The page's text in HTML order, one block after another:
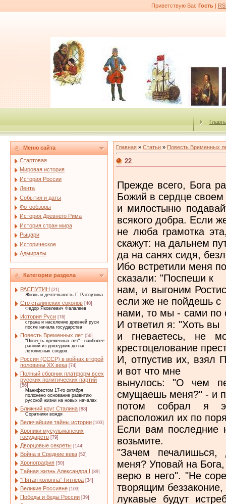
Приветствую Вас Гость |
Меню сайта
Стартовая
Мировая история
История России
Лента
События и даты
Фотообзоры
История Древнего Рима
История стран мира
Рыцари
Историческое
Адмиралы
Категории раздела
РАСПУТИН [21]
Жизнь и деятельность Г. Распутина.
Сто сталинских соколов [40]
Федор Яковлевич Фалалеев
История Руси [76]
страна и население древней руси
после начала государства
Повесть Временных лет [56]
"Повесть временных лет" - наиболее
ранний из дошедших до нас
летописных сводов.
Россия (СССР) в войнах второй
половины XX века [74]
Полный сборник платформ всех
русских политических партий
[56]
Манифестом 17-го октября
положено основание развитию
русской жизни на новых началах
Ближний круг Сталина [88]
Соратники вождя
Величайшие тайны истории [103]
Хроники мусульманских
государств [79]
Дворцовые секреты [144]
Война в Средние века [52]
Хронография [50]
Тайная жизнь Александра I [89]
“Пятая колонна” Гитлера [34]
Великие Россияне [103]
Победы и беды России [39]
Главная » Статьи » Повесть Временных
22
Прежде всего, Бога
Божий в сердце своем
и милостыню
всякого добра. Если
не люба грамотка
скажут: на дальнем
да на санях сидя,
Ибо встретили меня
сказали: "Поспеши к
нам, и выгоним
если же не пойдешь с
нами, то мы - сами по
И ответил я: "Хоть вы
и гневаетесь, не
крестоцелование
И, отпустив их, взял
и вот что мне
вынулось: "О чем
смущаешь меня?" - и
потом собрал я
расположил их по
Если вам последние
возьмите.
"Зачем
меня? Уповай на
верю в него". "Не
творящим беззаконие,
лукавые будут